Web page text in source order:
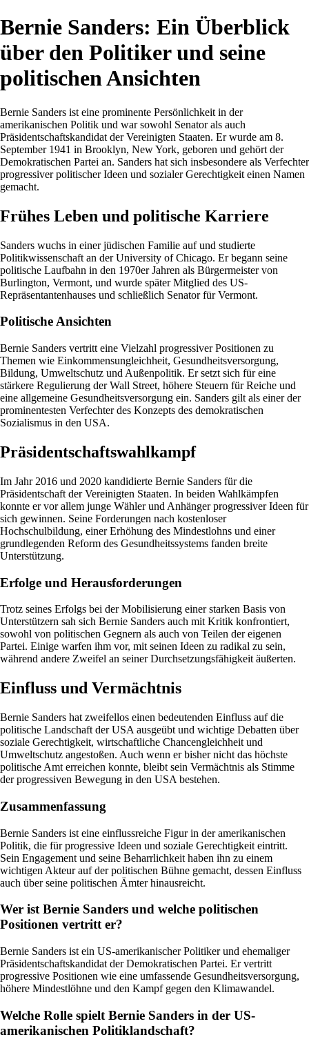
Bernie Sanders: Ein Überblick
über den Politiker und seine
politischen Ansichten
Bernie Sanders ist eine prominente Persönlichkeit in der
amerikanischen Politik und war sowohl Senator als auch
Präsidentschaftskandidat der Vereinigten Staaten. Er wurde am 8.
September 1941 in Brooklyn, New York, geboren und gehört der
Demokratischen Partei an. Sanders hat sich insbesondere als Verfechter
progressiver politischer Ideen und sozialer Gerechtigkeit einen Namen
gemacht.
Frühes Leben und politische Karriere
Sanders wuchs in einer jüdischen Familie auf und studierte
Politikwissenschaft an der University of Chicago. Er begann seine
politische Laufbahn in den 1970er Jahren als Bürgermeister von
Burlington, Vermont, und wurde später Mitglied des US-
Repräsentantenhauses und schließlich Senator für Vermont.
Politische Ansichten
Bernie Sanders vertritt eine Vielzahl progressiver Positionen zu
Themen wie Einkommensungleichheit, Gesundheitsversorgung,
Bildung, Umweltschutz und Außenpolitik. Er setzt sich für eine
stärkere Regulierung der Wall Street, höhere Steuern für Reiche und
eine allgemeine Gesundheitsversorgung ein. Sanders gilt als einer der
prominentesten Verfechter des Konzepts des demokratischen
Sozialismus in den USA.
Präsidentschaftswahlkampf
Im Jahr 2016 und 2020 kandidierte Bernie Sanders für die
Präsidentschaft der Vereinigten Staaten. In beiden Wahlkämpfen
konnte er vor allem junge Wähler und Anhänger progressiver Ideen für
sich gewinnen. Seine Forderungen nach kostenloser
Hochschulbildung, einer Erhöhung des Mindestlohns und einer
grundlegenden Reform des Gesundheitssystems fanden breite
Unterstützung.
Erfolge und Herausforderungen
Trotz seines Erfolgs bei der Mobilisierung einer starken Basis von
Unterstützern sah sich Bernie Sanders auch mit Kritik konfrontiert,
sowohl von politischen Gegnern als auch von Teilen der eigenen
Partei. Einige warfen ihm vor, mit seinen Ideen zu radikal zu sein,
während andere Zweifel an seiner Durchsetzungsfähigkeit äußerten.
Einfluss und Vermächtnis
Bernie Sanders hat zweifellos einen bedeutenden Einfluss auf die
politische Landschaft der USA ausgeübt und wichtige Debatten über
soziale Gerechtigkeit, wirtschaftliche Chancengleichheit und
Umweltschutz angestoßen. Auch wenn er bisher nicht das höchste
politische Amt erreichen konnte, bleibt sein Vermächtnis als Stimme
der progressiven Bewegung in den USA bestehen.
Zusammenfassung
Bernie Sanders ist eine einflussreiche Figur in der amerikanischen
Politik, die für progressive Ideen und soziale Gerechtigkeit eintritt.
Sein Engagement und seine Beharrlichkeit haben ihn zu einem
wichtigen Akteur auf der politischen Bühne gemacht, dessen Einfluss
auch über seine politischen Ämter hinausreicht.
Wer ist Bernie Sanders und welche politischen
Positionen vertritt er?
Bernie Sanders ist ein US-amerikanischer Politiker und ehemaliger
Präsidentschaftskandidat der Demokratischen Partei. Er vertritt
progressive Positionen wie eine umfassende Gesundheitsversorgung,
höhere Mindestlöhne und den Kampf gegen den Klimawandel.
Welche Rolle spielt Bernie Sanders in der US-
amerikanischen Politiklandschaft?